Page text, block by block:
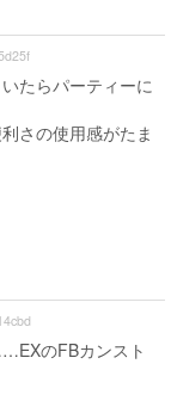
たらパーティーに
さの使用感がたま
のFBカンスト